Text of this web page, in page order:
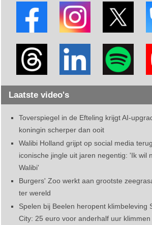
Laatste video's
Toverspiegel in de Efteling krijgt AI-
koningin scherper dan ooit
Walibi Holland grijpt op social media
iconische jingle uit jaren negentig: 'Ik wil
Walibi'
Burgers' Zoo werkt aan grootste
ter wereld
Spelen bij Beelen heropent klimbeleving
City: 25 euro voor anderhalf uur klimmen